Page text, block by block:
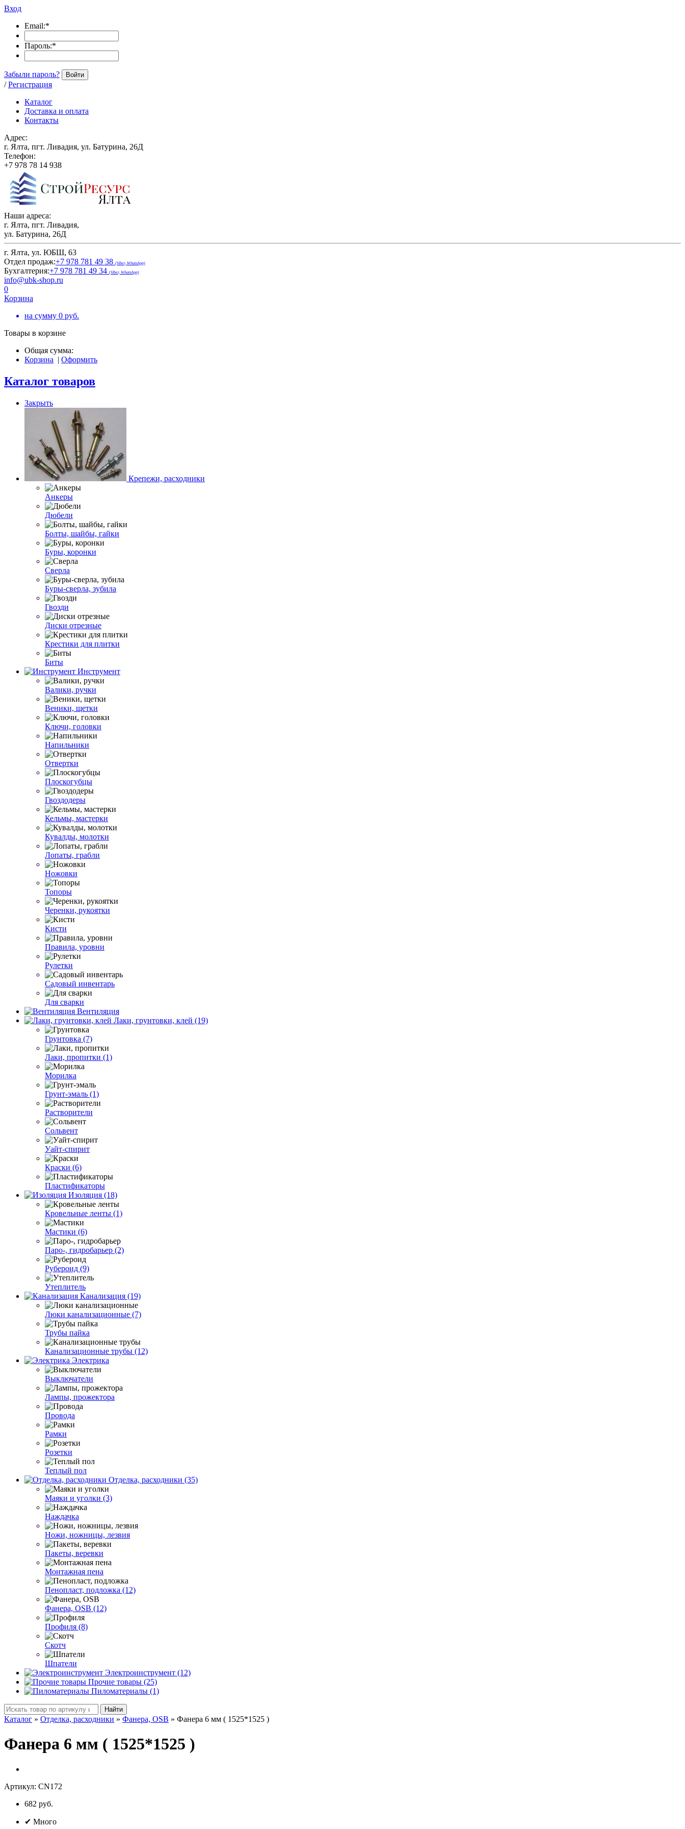
Вход
Email:*
Пароль:*
Забыли пароль? Войти
/ Регистрация
Каталог
Доставка и оплата
Контакты
Адрес:
г. Ялта, пгт. Ливадия, ул. Батурина, 26Д
Телефон:
+7 978 78 14 938
Наши адреса:
г. Ялта, пгт. Ливадия,
ул. Батурина, 26Д
г. Ялта, ул. ЮБШ, 63
Отдел продаж:+7 978 781 49 38 (Viber, WhatsApp)
Бухгалтерия:+7 978 781 49 34 (Viber, WhatsApp)
info@ubk-shop.ru
0
Корзина
на сумму 0 руб.
Товары в корзине
Общая сумма:
Корзина | Оформить
Каталог товаров
Закрыть
Крепежи, расходники
Анкеры
Дюбели
Болты, шайбы, гайки
Буры, коронки
Сверла
Буры-сверла, зубила
Гвозди
Диски отрезные
Крестики для плитки
Биты
Инструмент
Валики, ручки
Веники, щетки
Ключи, головки
Напильники
Отвертки
Плоскогубцы
Гвоздодеры
Кельмы, мастерки
Кувалды, молотки
Лопаты, грабли
Ножовки
Топоры
Черенки, рукоятки
Кисти
Правила, уровни
Рулетки
Садовый инвентарь
Для сварки
Вентиляция
Лаки, грунтовки, клей (19)
Грунтовка (7)
Лаки, пропитки (1)
Морилка
Грунт-эмаль (1)
Растворители
Сольвент
Уайт-спирит
Краски (6)
Пластификаторы
Изоляция (18)
Кровельные ленты (1)
Мастики (6)
Паро-, гидробарьер (2)
Рубероид (9)
Утеплитель
Канализация (19)
Люки канализационные (7)
Трубы пайка
Канализационные трубы (12)
Электрика
Выключатели
Лампы, прожектора
Провода
Рамки
Розетки
Теплый пол
Отделка, расходники (35)
Маяки и уголки (3)
Наждачка
Ножи, ножницы, лезвия
Пакеты, веревки
Монтажная пена
Пенопласт, подложка (12)
Фанера, OSB (12)
Профиля (8)
Скотч
Шпатели
Электроинструмент (12)
Прочие товары (25)
Пиломатериалы (1)
Найти
Каталог » Отделка, расходники » Фанера, OSB » Фанера 6 мм ( 1525*1525 )
Фанера 6 мм ( 1525*1525 )
Артикул: CN172
682 руб.
✔ Много